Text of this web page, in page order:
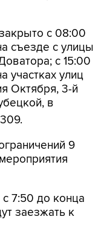
с 08:00
с 15:00
участках улиц
Октября, 3-й
в
9
7:50 до конца
в